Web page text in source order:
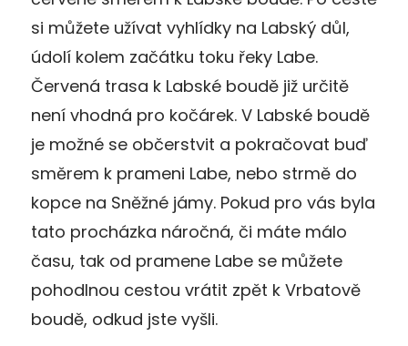
si můžete užívat vyhlídky na Labský důl,
údolí kolem začátku toku řeky Labe.
Červená trasa k Labské boudě již určitě
není vhodná pro kočárek. V Labské boudě
je možné se občerstvit a pokračovat buď
směrem k prameni Labe, nebo strmě do
kopce na Sněžné jámy. Pokud pro vás byla
tato procházka náročná, či máte málo
času, tak od pramene Labe se můžete
pohodlnou cestou vrátit zpět k Vrbatově
boudě, odkud jste vyšli.